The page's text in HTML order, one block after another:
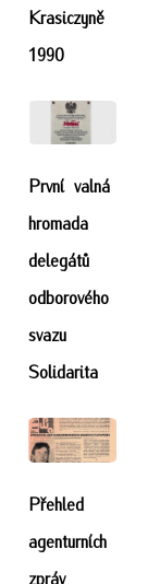
Krasiczyně
1990
První valná
hromada
delegátů
odborového
svazu
Solidarita
Přehled
agenturních
zpráv